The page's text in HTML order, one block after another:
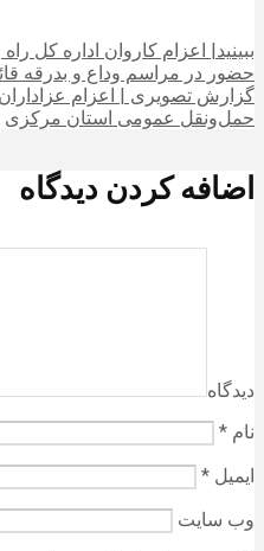
ببینید| اعزام کاروان اداره کل
حضور در مراسم وداع و بدرقه
گزارش تصویری | اعزام
حمل‌ونقل عمومی استان مرکزی
اضافه کردن دیدگاه
دیدگاه
نام *
ایمیل *
وب‌ سایت